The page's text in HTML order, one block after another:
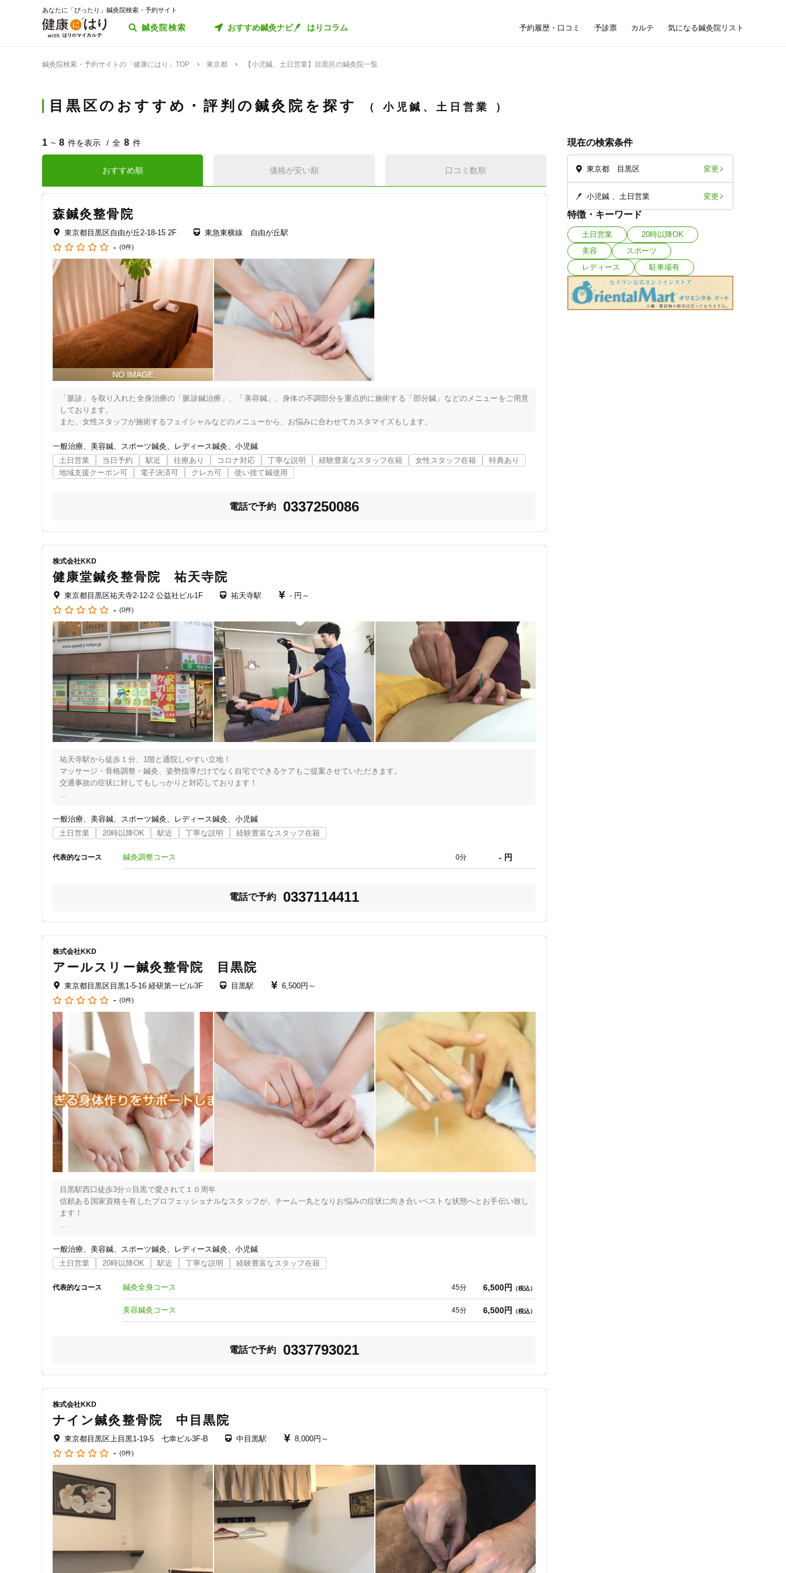
あなたに「ぴったり」鍼灸院検索・予約サイト
鍼灸院検索 おすすめ鍼灸ナビ はりコラム 予約履歴・口コミ 予診票 カルテ 気になる鍼灸院リスト
鍼灸院検索・予約サイトの「健康にはり」TOP 東京都 【小児鍼、土日営業】目黒区の鍼灸院一覧
目黒区のおすすめ・評判の鍼灸院を探す 小児鍼、土日営業
現在の検索条件
東京都 目黒区 変更
小児鍼 土日営業 変更
住所
ジャンル
一般治療 美容鍼 スポーツ鍼灸 レディース鍼灸
特徴・キーワード
受付時間の特徴
土日営業
キッズスペースあり バリアフリー 個室完備
女性限定
コロナ対応
チャットでの事前相談 カルテ共有
使い捨て鍼使用 トライアルコースあり
地域支援クーポン可
特徴・キーワード
土日営業
20時以降OK
美容
スポーツ
レディース
駐車場有
1 ~ 8 件を表示 全 8 件
おすすめ順 価格が安い順 口コミ数順
森鍼灸整骨院
東京都目黒区自由が丘2-18-15 2F
東急東横線 自由が丘駅
- (0件)
「脈診」を取り入れた全身治療の「脈診鍼治療」、「美容鍼」、身体の不調部分を重点的に施術する「部分鍼」などのメニューをご用意
しております。
また、女性スタッフが施術するフェイシャルなどのメニューから、お悩みに合わせてカスタマイズもします。
一般治療 美容鍼 スポーツ鍼灸 レディース鍼灸
小児鍼
土日営業
当日予約 駅近 往療あり コロナ対応 丁寧な説明 経験豊富なスタッフ在籍 女性スタッフ在籍
特典あり
地域支援クーポン可
電子決済可 クレカ可 使い捨て鍼使用
電話で予約 0337250086
株式会社KKD
健康堂鍼灸整骨院 祐天寺院
東京都目黒区祐天寺2-12-2 公益社ビル1F 祐天寺駅
- 円～
- (0件)
祐天寺駅から徒歩１分、1階と通院しやすい立地！
マッサージ・骨格調整・鍼灸、姿勢指導だけでなく自宅でできるケアもご提案させていただきます。
交通事故の症状に対してもしっかりと対応しております！
30院展開するグループだからこその安心の技術＆知識力です！！
≪施術について≫
当院では手技療法を中心に行っております。
皆様のお困りごとをしっかり伺い、丹念に身体を診ます。
現在ほかでご通院中の方でも対応・施術内容などに御不満、不安をお持ちの方は、ぜひ一度ご来院ください。
＜以下でお悩みの方はぜひ！＞
・仕事で頑張って肩がこっている、腰が張る・全身疲れている
・PCの仕事での身体の疲れ
・交通事故に遭ってしまいむち打ちになってしまった
・マラソン後の身体のケア（脚・ひざ・筋肉の張り等）
・サッカーやフットサルをしての膝やふくらはぎのケア
・山登り・クライミングをして肩・肘・脚・ひざのケア
・子育てで疲れてしまっている
・朝、起きたら寝違えて首が回らない
・ギックリ腰になってしまった
・普段から腰痛がある
・産後の骨盤ケアをしたい　などなど
一般治療 美容鍼 スポーツ鍼灸 レディース鍼灸
小児鍼
土日営業
20時以降OK 駅近 丁寧な説明 経験豊富なスタッフ在籍
代表的なコース 鍼灸調整コース 0分 - 円
電話で予約 0337114411
株式会社KKD
アールスリー鍼灸整骨院 目黒院
東京都目黒区目黒1-5-16 経研第一ビル3F 目黒駅
6,500円～
- (0件)
目黒駅西口徒歩3分☆目黒で愛されて１０周年
信頼ある国家資格を有したプロフェッショナルなスタッフが、チーム一丸となりお悩みの症状に向き合いベストな状態へとお手伝い致し
ます！
痛みや不調のない健康な身体へ…
さらに健康を超えた心も身体も元気のみなぎる体づくりをチームでサポート。
-----------------------------------------------------------------------------
メディカルマッサージ・足裏マッサージ・リンパオイルマッサージ・鍼灸・骨格整体
*****こんな方は当院へご相談ください*****
患者様のお身体に手指や手のひらで適度な刺激を与えることで、
筋肉緊張の正常化・血流増加・細胞の正常化を促します。
◎鍼・灸
現代鍼灸・中国鍼灸・日本伝統経絡鍼灸・小児鍼のほか、
良導絡自律神経朝礼鍼といった、特殊鍼法も行っています。
◎骨格矯正
全身の骨格バランスを整えることで、痛みの出にくい身体造りをサポートしていきます。
むくみ・たるみ・シワ・アンチエイジングに効果的な、
世界の安全な鍼を使用した美容鍼です。
一般治療 美容鍼 スポーツ鍼灸 レディース鍼灸
小児鍼
土日営業
20時以降OK 駅近 丁寧な説明 経験豊富なスタッフ在籍
代表的なコース 鍼灸全身コース 45分 6,500円 （税込）
美容鍼灸コース 45分 6,500円 （税込）
電話で予約 0337793021
株式会社KKD
ナイン鍼灸整骨院 中目黒院
東京都目黒区上目黒1‐19‐5 七幸ビル3F-B 中目黒駅
8,000円～
- (0件)
「健康にはりを見た」